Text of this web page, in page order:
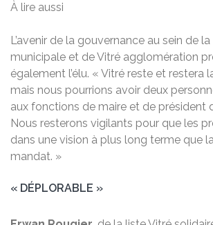
À lire aussi
L’avenir de la gouvernance au sein de
municipale et de Vitré agglomération
également l’élu. « Vitré reste et restera
mais nous pourrions avoir deux
aux fonctions de maire et de président
Nous resterons vigilants pour que les
dans une vision à plus long terme que
mandat. »
« DÉPLORABLE »